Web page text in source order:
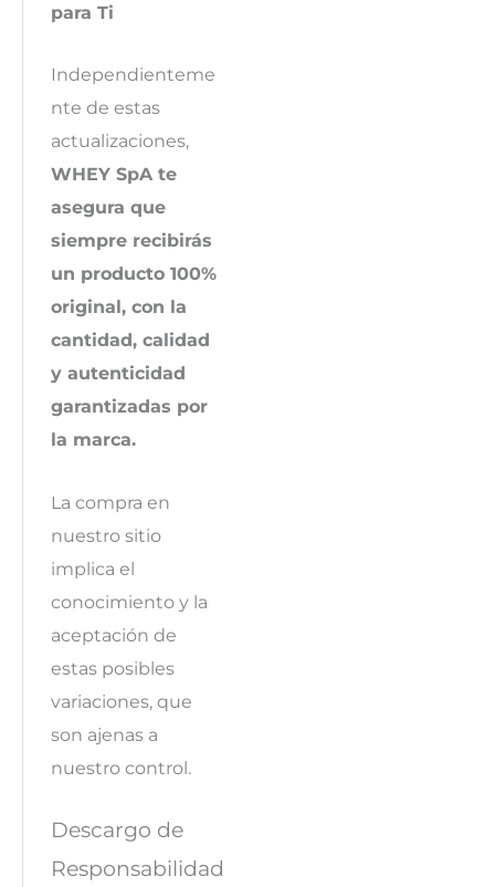
para Ti
Independienteme
nte de estas
actualizaciones,
WHEY SpA te
asegura que
siempre recibirás
un producto 100%
original, con la
cantidad, calidad
y autenticidad
garantizadas por
la marca.
La compra en
nuestro sitio
implica el
conocimiento y la
aceptación de
estas posibles
variaciones, que
son ajenas a
nuestro control.
Descargo de
Responsabilidad